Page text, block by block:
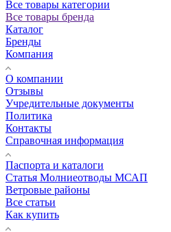
Все товары категории
Все товары бренда
Каталог
Бренды
Компания
О компании
Отзывы
Учредительные документы
Политика
Контакты
Справочная информация
Паспорта и каталоги
Статья Молниеотводы МСАП
Ветровые районы
Все статьи
Как купить